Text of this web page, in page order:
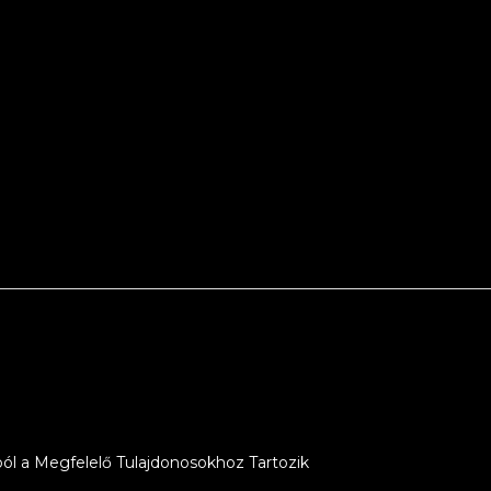
a Megfelelő Tulajdonosokhoz Tartozik